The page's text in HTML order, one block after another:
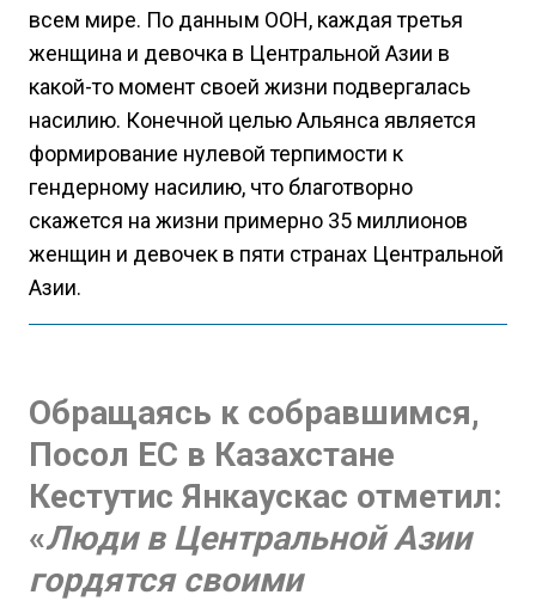
всем мире. По данным ООН, каждая третья
женщина и девочка в Центральной Азии в
какой-то момент своей жизни подвергалась
насилию. Конечной целью Альянса является
формирование нулевой терпимости к
гендерному насилию, что благотворно
скажется на жизни примерно 35 миллионов
женщин и девочек в пяти странах Центральной
Азии.
Обращаясь к собравшимся,
Посол ЕС в Казахстане
Кестутис Янкаускас отметил:
«Люди в Центральной Азии
гордятся своими